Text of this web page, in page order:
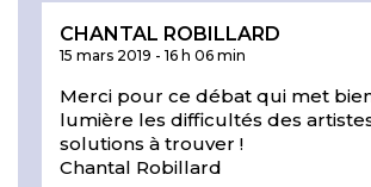
CHANTAL ROBILLARD
15 mars 2019 - 16 h 06 min
Merci pour ce débat qui met
lumière les difficultés des
solutions à trouver !
Chantal Robillard